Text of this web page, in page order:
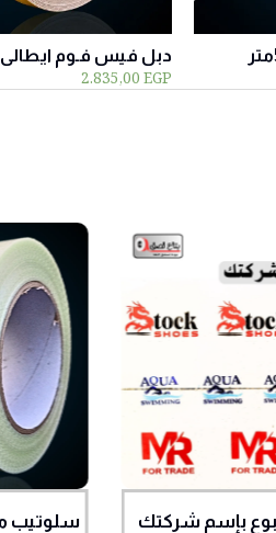
دبل فيس فـوم ايطالى 1سم * 9متر
2.835,00EGP
بإسم شركتك